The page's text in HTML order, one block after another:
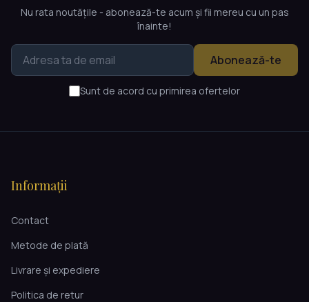
Nu rata noutățile - abonează-te acum și fii mereu cu un pas
înainte!
Abonează-te
Sunt de acord cu primirea ofertelor
Informații
Contact
Metode de plată
Livrare și expediere
Politica de retur